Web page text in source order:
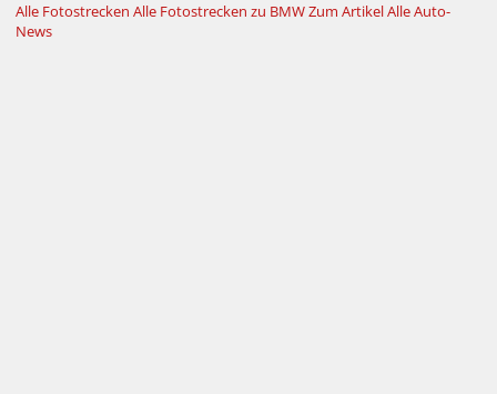
Alle Fotostrecken Alle Fotostrecken zu BMWZum ArtikelAlle Auto-
News